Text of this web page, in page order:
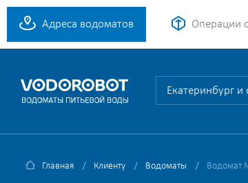
Адреса водоматов Операции
Екатеринбург и
Главная Клиенту Водоматы Водомат